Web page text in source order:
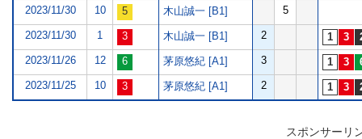
2023/11/30 10 木山誠一 [B1] 5
2023/11/30 1 木山誠一 [B1] 2
2023/11/26 12 茅原悠紀 [A1] 3
2023/11/25 10 茅原悠紀 [A1] 2
スポンサーリ